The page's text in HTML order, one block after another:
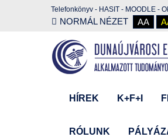
Telefonkönyv - HASIT - MOODLE -
NORMÁL NÉZET AA
HÍREK K+F+I
RÓLUNK